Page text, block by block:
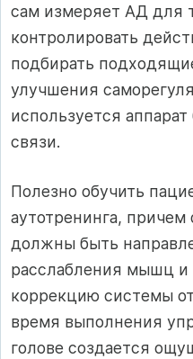
сам измеряет АД для
контролировать
подбирать
улучшения
используется
связи.
Полезно обучить
аутотренинга,
должны быть
расслабления мышц и
коррекцию системы
время выполнения
голове создается